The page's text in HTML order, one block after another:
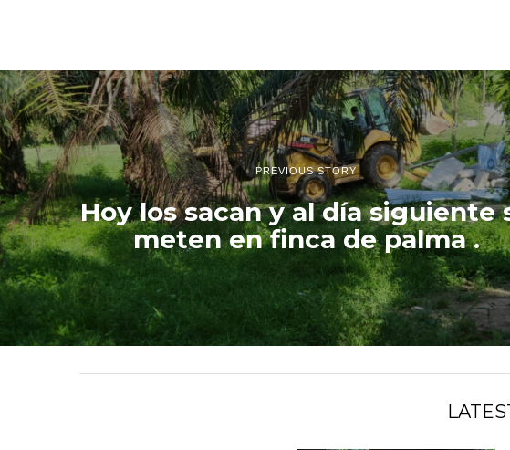
PREVIOUS STORY
Hoy los sacan y al día siguiente
meten en finca de palma .